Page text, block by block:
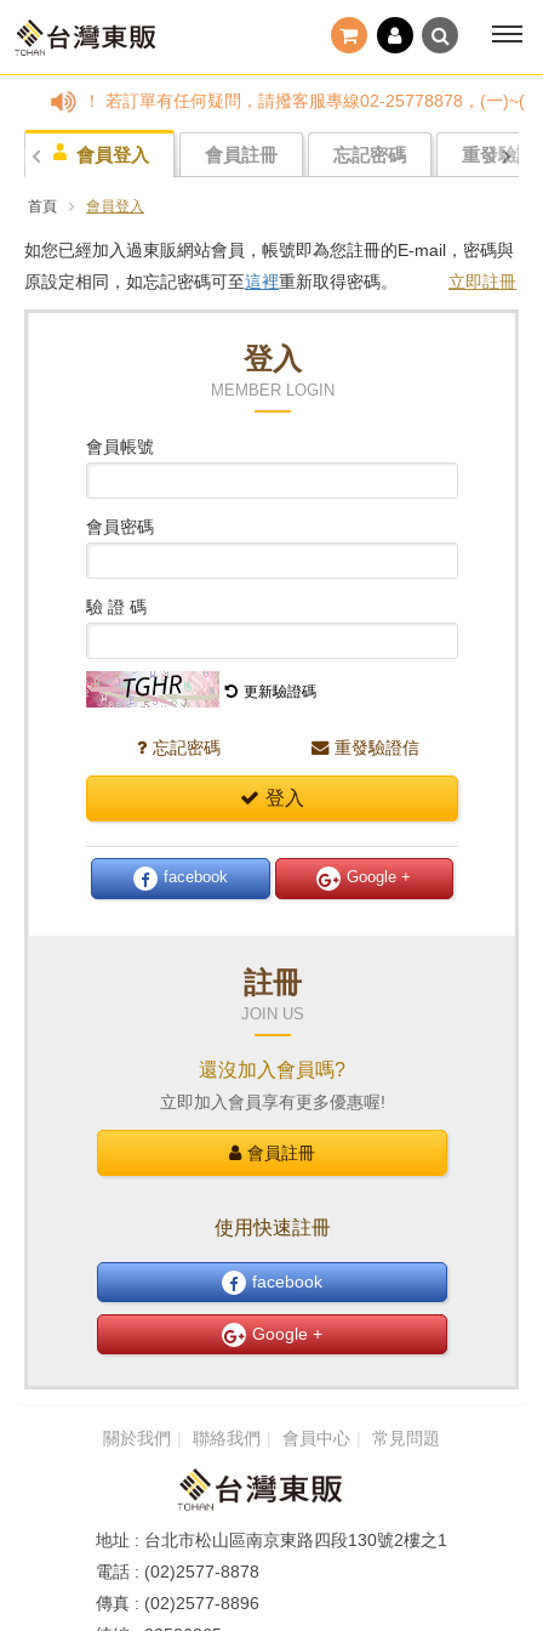
小心詐騙！ 若訂單有任何疑問，請撥客服專線02-25778878，(一)~(
會員登入 會員註冊 忘記密碼 重發驗證
首頁 會員登入
如您已經加入過東販網站會員，帳號即為您註冊的E-mail，密碼與
原設定相同，如忘記密碼可至這裡重新取得密碼。 立即註冊
登入
MEMBER LOGIN
會員帳號
會員密碼
驗 證 碼
更新驗證碼
忘記密碼 重發驗證信
登入
facebook Google +
註冊
JOIN US
還沒加入會員嗎?
立即加入會員享有更多優惠喔!
會員註冊
使用快速註冊
facebook
Google +
關於我們 聯絡我們 會員中心 常見問題
台北市松山區南京東路四段130號2樓之1
(02)2577-8878
(02)2577-8896